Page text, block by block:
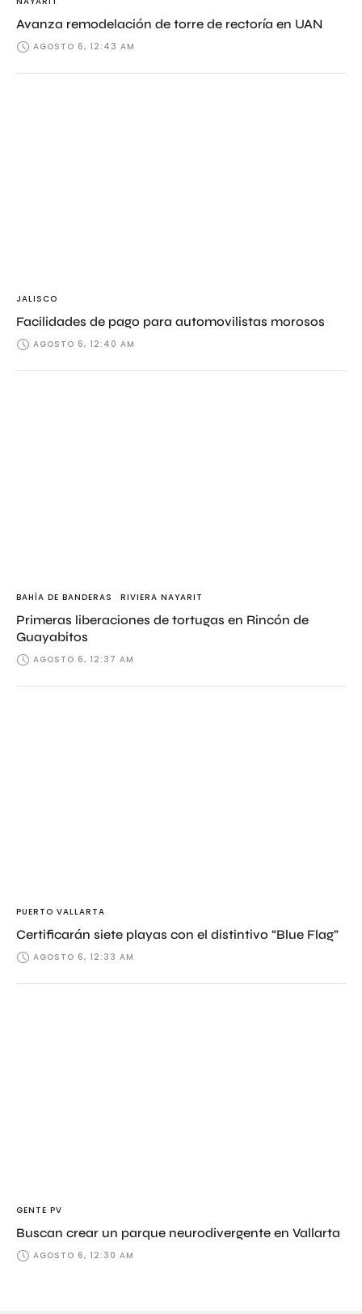
Avanza remodelación de torre de rectoría en UAN
AGOSTO 6, 12:43 AM
JALISCO
Facilidades de pago para automovilistas morosos
AGOSTO 6, 12:40 AM
BAHÍA DE BANDERAS RIVIERA NAYARIT
Primeras liberaciones de tortugas en Rincón de
Guayabitos
AGOSTO 6, 12:37 AM
PUERTO VALLARTA
Certificarán siete playas con el distintivo “Blue Flag”
AGOSTO 6, 12:33 AM
GENTE PV
Buscan crear un parque neurodivergente en Vallarta
AGOSTO 6, 12:30 AM